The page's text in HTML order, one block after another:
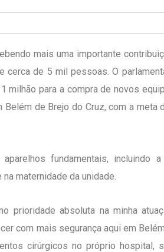
mais uma importante
cerca de 5 mil pessoas. O
milhão para a compra de novos
de Brejo do Cruz, com a meta
fundamentais, incluindo a
maternidade da unidade.
prioridade absoluta na minha
com mais segurança aqui em
cirúrgicos no próprio hospital,